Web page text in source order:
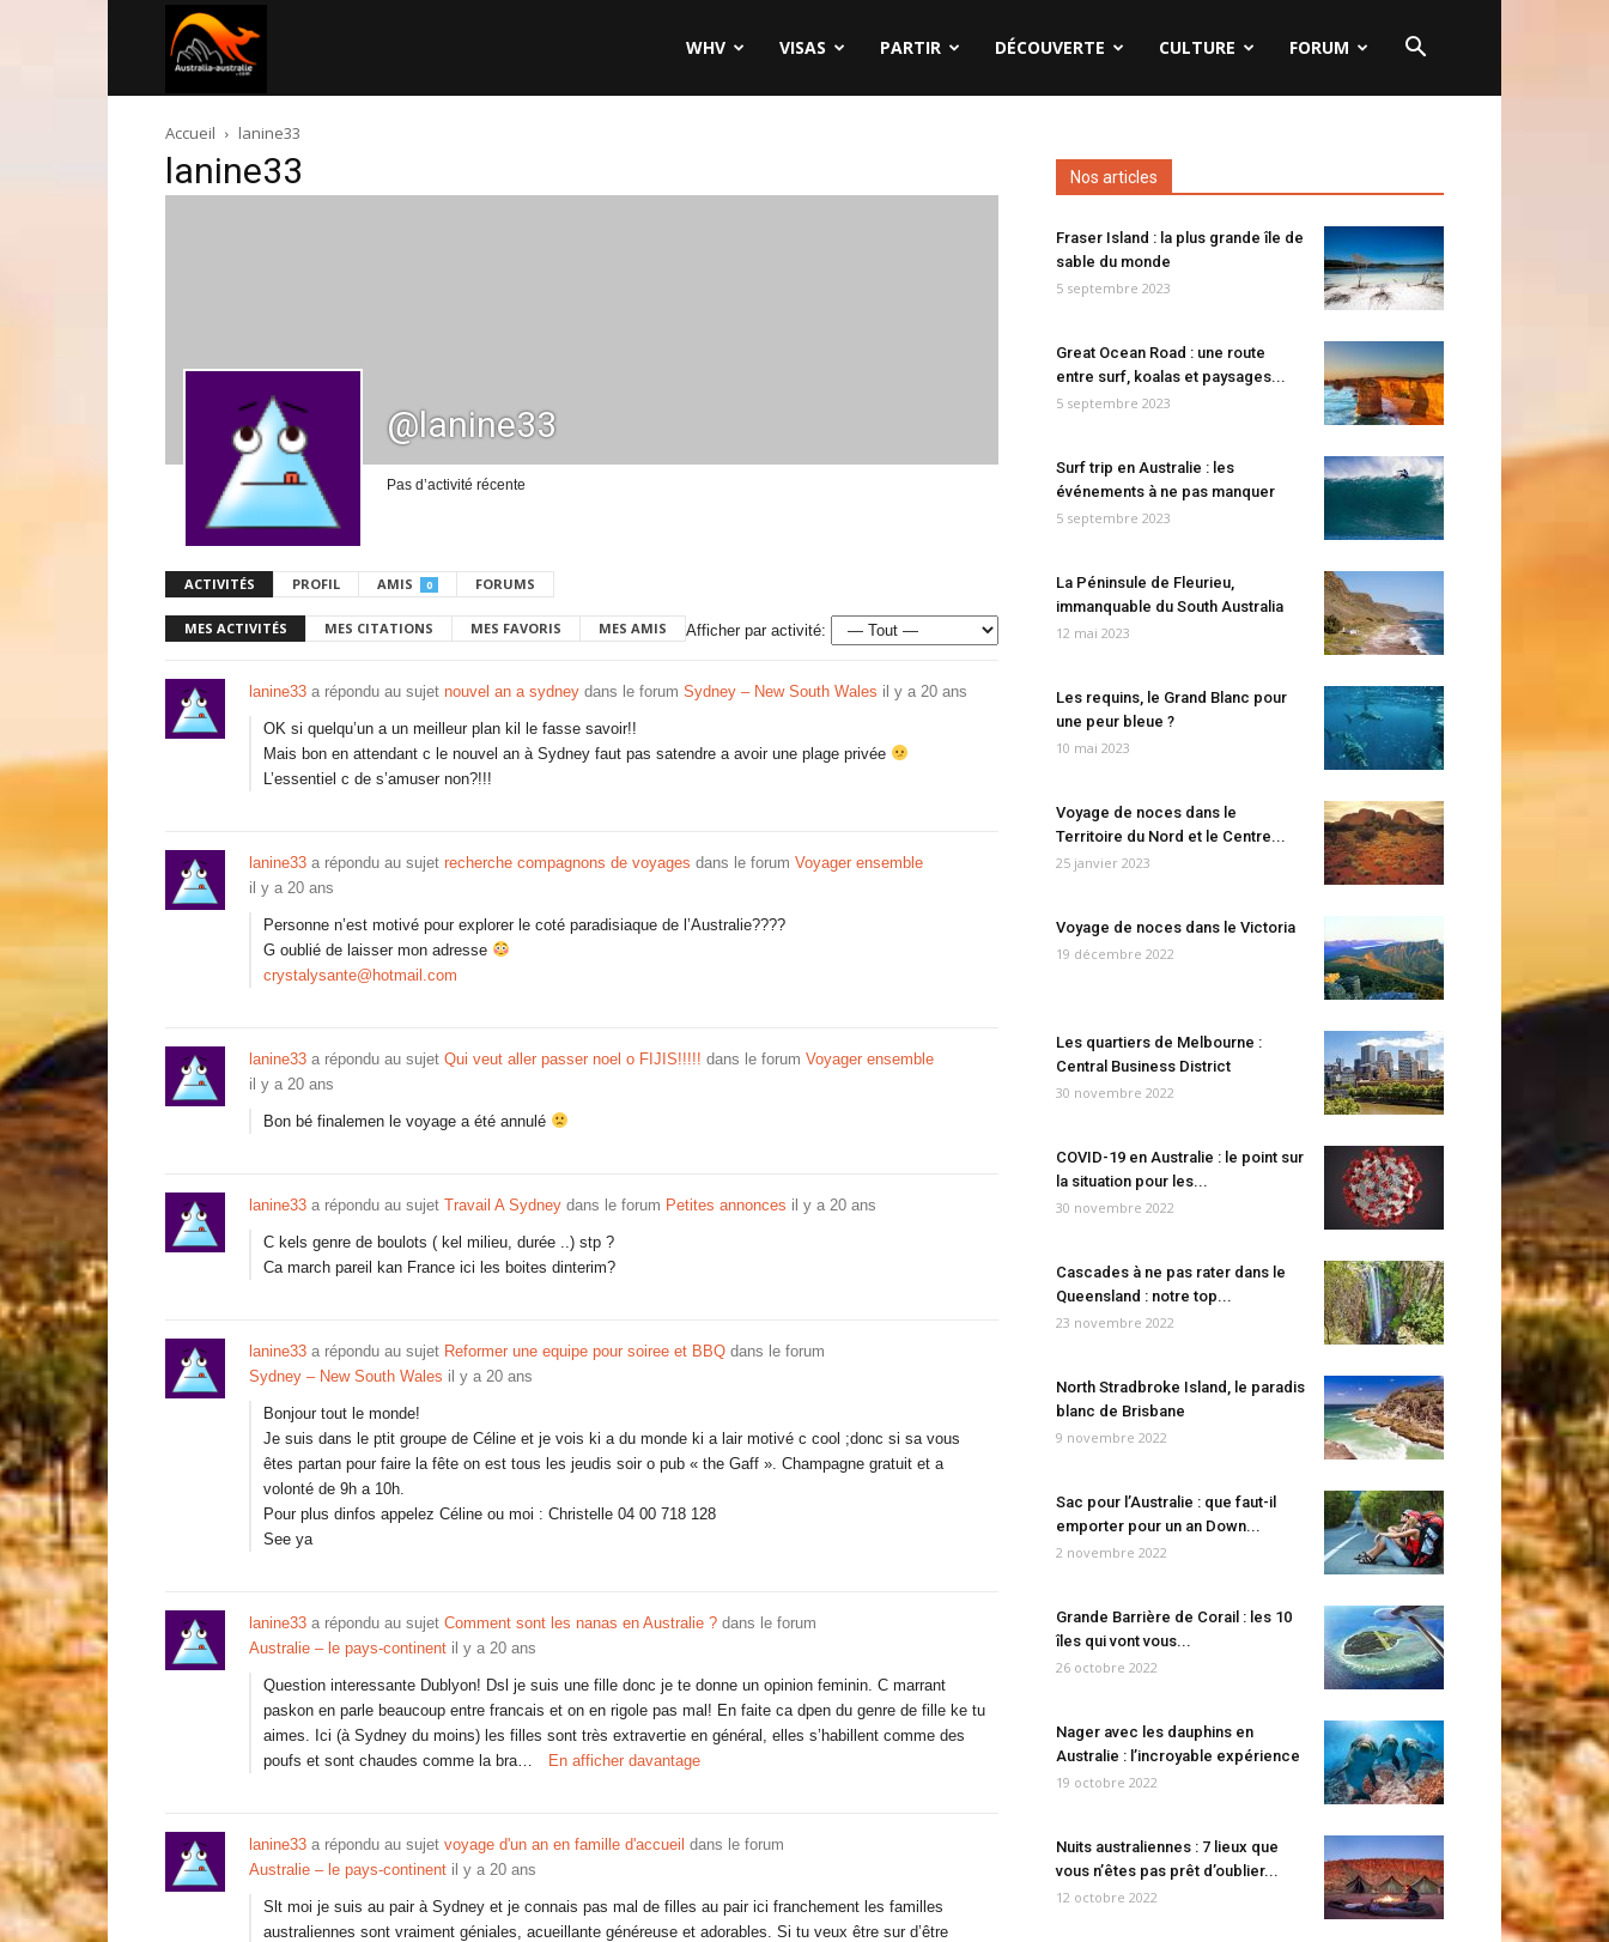
australie.com
WHV VISAS PARTIR DÉCOUVERTE CULTURE FORUM
Accueil lanine33
lanine33
@lanine33
Pas d’activité récente
ACTIVITÉS PROFIL AMIS 0 FORUMS
MES ACTIVITÉS MES CITATIONS MES FAVORIS MES AMIS Afficher par activité:
lanine33 a répondu au sujet nouvel an a sydney dans le forum Sydney – New South Wales il y a 20 ans
OK si quelqu’un a un meilleur plan kil le fasse savoir!!
Mais bon en attendant c le nouvel an à Sydney faut pas satendre a avoir une plage privée
L’essentiel c de s’amuser non?!!!
lanine33 a répondu au sujet recherche compagnons de voyages dans le forum Voyager ensemble
il y a 20 ans
Personne n’est motivé pour explorer le coté paradisiaque de l’Australie????
G oublié de laisser mon adresse
crystalysante@hotmail.com
lanine33 a répondu au sujet Qui veut aller passer noel o FIJIS!!!!! dans le forum Voyager ensemble
il y a 20 ans
Bon bé finalemen le voyage a été annulé
lanine33 a répondu au sujet Travail A Sydney dans le forum Petites annonces il y a 20 ans
C kels genre de boulots ( kel milieu, durée ..) stp ?
Ca march pareil kan France ici les boites dinterim?
lanine33 a répondu au sujet Reformer une equipe pour soiree et BBQ dans le forum
Sydney – New South Wales il y a 20 ans
Bonjour tout le monde!
Je suis dans le ptit groupe de Céline et je vois ki a du monde ki a lair motivé c cool ;donc si sa vous
êtes partan pour faire la fête on est tous les jeudis soir o pub « the Gaff ». Champagne gratuit et a
volonté de 9h a 10h.
Pour plus dinfos appelez Céline ou moi : Christelle 04 00 718 128
See ya
lanine33 a répondu au sujet Comment sont les nanas en Australie ? dans le forum
Australie – le pays-continent il y a 20 ans
Question interessante Dublyon! Dsl je suis une fille donc je te donne un opinion feminin. C marrant
paskon en parle beaucoup entre francais et on en rigole pas mal! En faite ca dpen du genre de fille ke tu
aimes. Ici (à Sydney du moins) les filles sont très extravertie en général, elles s’habillent comme des
poufs et sont chaudes comme la bra…
En afficher davantage
lanine33 a répondu au sujet voyage d'un an en famille d'accueil dans le forum
Australie – le pays-continent il y a 20 ans
Slt moi je suis au pair à Sydney et je connais pas mal de filles au pair ici franchement les familles
australiennes sont vraiment géniales, acueillante généreuse et adorables. Si tu veux être sur d’être
Nos articles
Fraser Island : la plus grande île de
sable du monde
5 septembre 2023
Great Ocean Road : une route
entre surf, koalas et paysages...
5 septembre 2023
Surf trip en Australie : les
événements à ne pas manquer
5 septembre 2023
La Péninsule de Fleurieu,
immanquable du South Australia
12 mai 2023
Les requins, le Grand Blanc pour
une peur bleue ?
10 mai 2023
Voyage de noces dans le
Territoire du Nord et le Centre...
25 janvier 2023
Voyage de noces dans le Victoria
19 décembre 2022
Les quartiers de Melbourne :
Central Business District
30 novembre 2022
COVID-19 en Australie : le point sur
la situation pour les...
30 novembre 2022
Cascades à ne pas rater dans le
Queensland : notre top...
23 novembre 2022
North Stradbroke Island, le paradis
blanc de Brisbane
9 novembre 2022
Sac pour l’Australie : que faut-il
emporter pour un an Down...
2 novembre 2022
Grande Barrière de Corail : les 10
îles qui vont vous...
26 octobre 2022
Nager avec les dauphins en
Australie : l’incroyable expérience
19 octobre 2022
Nuits australiennes : 7 lieux que
vous n’êtes pas prêt d’oublier...
12 octobre 2022